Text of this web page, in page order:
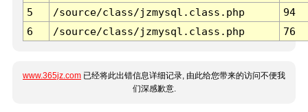
5
/source/class/jzmysql.class.php
94
6
/source/class/jzmysql.class.php 76
www.365jz.com 已经将此出错信息详细记录, 由此给您带来的访问不便我
们深感歉意.